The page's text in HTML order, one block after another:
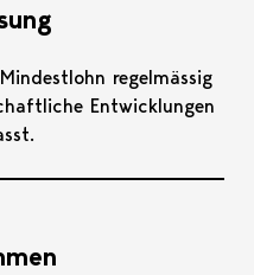
regelmässig
Entwicklungen